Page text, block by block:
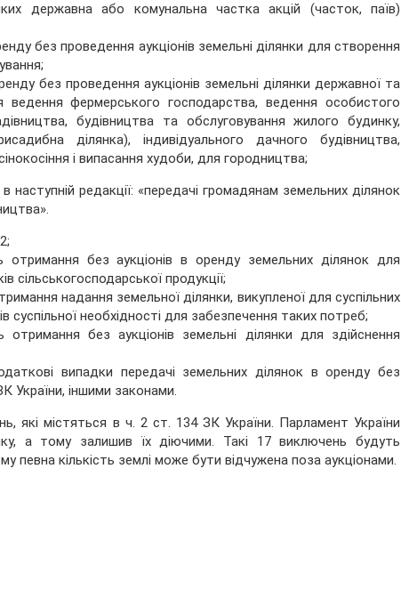
державна або комунальна частка акцій (часток, паїв)
без проведення аукціонів земельні ділянки для створення
без проведення аукціонів земельні ділянки державної та
ведення фермерського господарства, ведення особистого
будівництва та обслуговування жилого будинку,
ділянка), індивідуального дачного будівництва,
і випасання худоби, для городництва;
редакції: «передачі громадянам земельних ділянок
без аукціонів в оренду земельних ділянок для
сільськогосподарської продукції;
надання земельної ділянки, викупленої для суспільних
суспільної необхідності для забезпечення таких потреб;
без аукціонів земельні ділянки для здійснення
випадки передачі земельних ділянок в оренду без
України, іншими законами.
які містяться в ч. 2 ст. 134 ЗК України. Парламент України
а тому залишив їх діючими. Такі 17 виключень будуть
певна кількість землі може бути відчужена поза аукціонами.